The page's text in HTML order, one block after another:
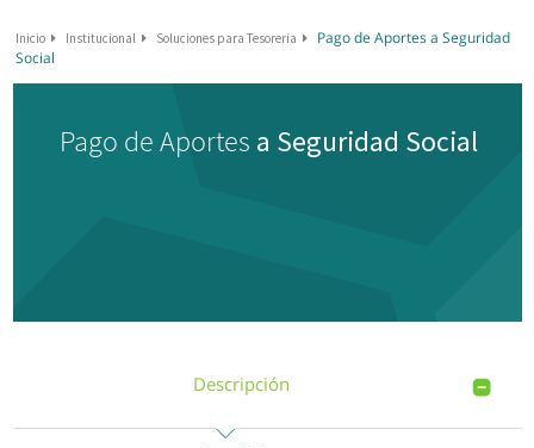
Inicio Institucional Soluciones para Tesorería
Pago de Aportes a Seguridad
Social
Pago de Aportes a Seguridad Social
Descripción